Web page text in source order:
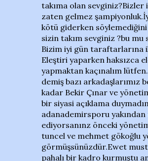
takıma olan sevginiz?Bizler
zaten gelmez
kötü giderken söylemediğini
sizin takım sevginiz ?bu mu
Bizim iyi gün taraftarlarına
Eleştiri yaparken haksızca
yapmaktan kaçınalım
demiş bazı arkadaşlarımız
kadar Bekir Çınar ve
bir siyasi açıklama
adanademirsporu
ediyorsanınz önceki
tuncel ve mehmet gökoğlu
görmüşsünüzdür.Ewet
pahalı bir kadro kurmuştu